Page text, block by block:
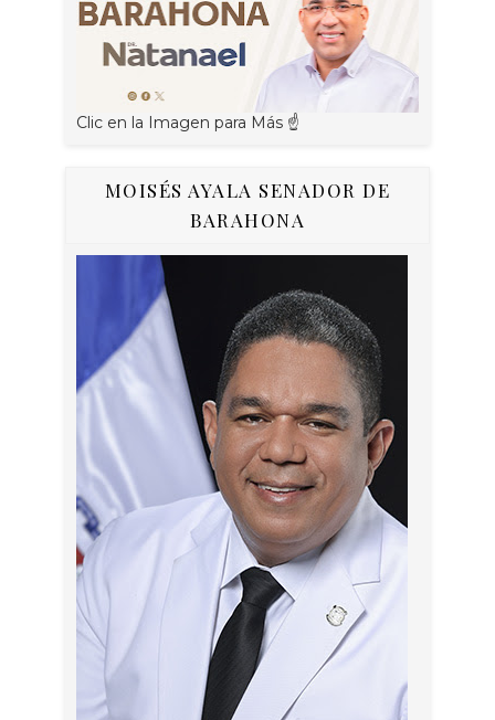
Clic en la Imagen para Más ☝
MOISÉS AYALA SENADOR DE
BARAHONA